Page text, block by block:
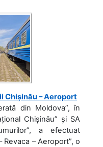
Chișinău – Aeroport
din Moldova”, în
Chișinău” și SA
a efectuat
– Aeroport”, o